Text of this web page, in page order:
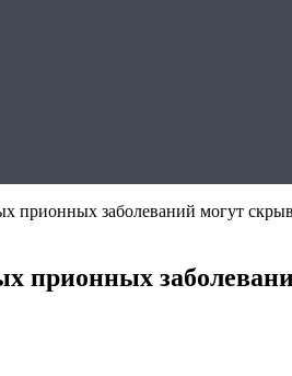
прионных заболеваний могут
прионных